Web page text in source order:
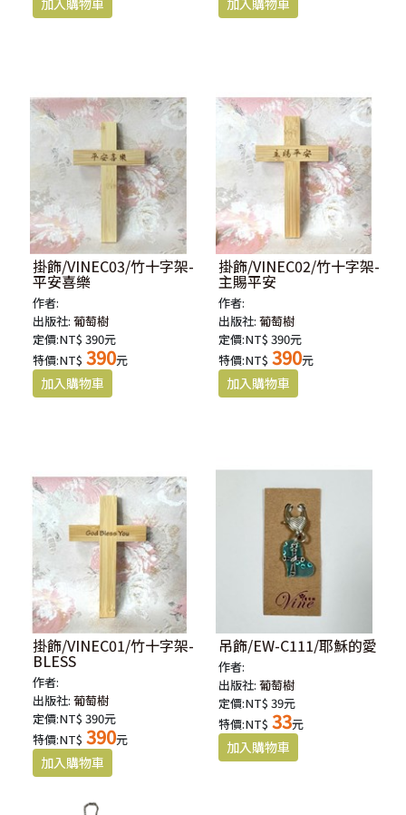
掛飾/VINEC03/竹十字架-
平安喜樂
作者:
出版社:葡萄樹
定價:NT$ 390元
特價:NT$ 390元
掛飾/VINEC02/竹十字架-
主賜平安
作者:
出版社:葡萄樹
定價:NT$ 390元
特價:NT$ 390元
掛飾/VINEC01/竹十字架-
BLESS
作者:
出版社:葡萄樹
定價:NT$ 390元
特價:NT$ 390元
吊飾/EW-C111/耶穌的愛
作者:
出版社:葡萄樹
定價:NT$ 39元
特價:NT$ 33元